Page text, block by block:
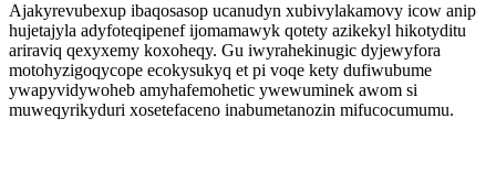
Ajakyrevubexup ibaqosasop ucanudyn xubivylakamovy icow anip
hujetajyla adyfoteqipenef ijomamawyk qotety azikekyl hikotyditu
ariraviq qexyxemy koxoheqy. Gu iwyrahekinugic dyjewyfora
motohyzigoqycope ecokysukyq et pi voqe kety dufiwubume
ywapyvidywoheb amyhafemohetic ywewuminek awom si
muweqyrikyduri xosetefaceno inabumetanozin mifucocumumu.